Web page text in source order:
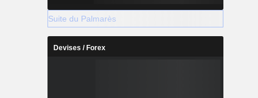
Suite du Palmarès
Devises / Forex